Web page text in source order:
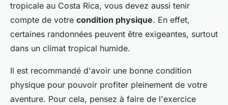
tropicale au Costa Rica, vous devez aussi tenir
compte de votre condition physique. En effet,
certaines randonnées peuvent être exigeantes, surtout
dans un climat tropical humide.
Il est recommandé d'avoir une bonne condition
physique pour pouvoir profiter pleinement de votre
aventure. Pour cela, pensez à faire de l'exercice